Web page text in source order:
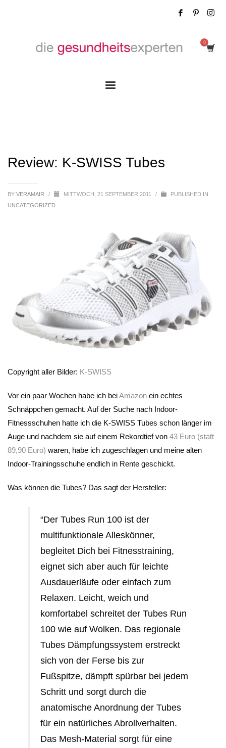
Review: K-SWISS Tubes
BY VERAMAIR / MITTWOCH, 21 SEPTEMBER 2011 /
PUBLISHED IN
UNCATEGORIZED
Copyright aller Bilder: K-SWISS
Vor ein paar Wochen habe ich beiAmazon ein echtes
Schnäppchen gemacht. Auf der Suche nach Indoor-
Fitnessschuhen hatte ich die K-SWISS Tubes schon länger im
Auge und nachdem sie auf einem Rekordtief von 43 Euro (statt
89,90 Euro) waren, habe ich zugeschlagen und meine alten
Indoor-Trainingsschuhe endlich in Rente geschickt.
Was können die Tubes? Das sagt der Hersteller:
“Der Tubes Run 100 ist der
multifunktionale Alleskönner,
begleitet Dich bei Fitnesstraining,
eignet sich aber auch für leichte
Ausdauerläufe oder einfach zum
Relaxen. Leicht, weich und
komfortabel schreitet der Tubes Run
100 wie auf Wolken. Das regionale
Tubes Dämpfungssystem erstreckt
sich von der Ferse bis zur
Fußspitze, dämpft spürbar bei jedem
Schritt und sorgt durch die
anatomische Anordnung der Tubes
für ein natürliches Abrollverhalten.
Das Mesh-Material sorgt für eine